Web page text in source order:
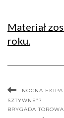
Materiał
roku.
NOCNA
SZTYWNE”?
BRYGADA